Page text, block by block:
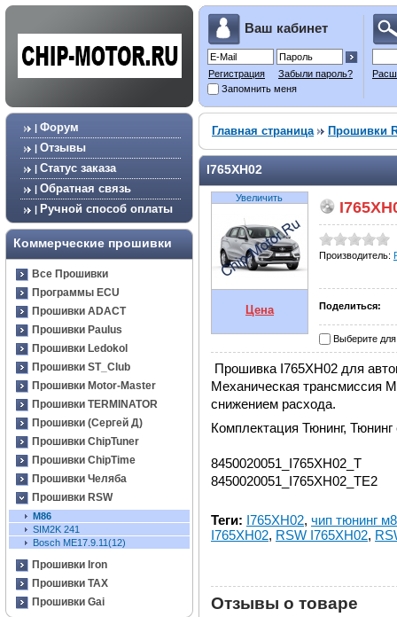
Ваш кабинет
Регистрация
Забыли пароль?
Запомнить меня
| Форум
| Отзывы
| Статус заказа
| Обратная связь
| Ручной способ оплаты
Коммерческие прошивки
Все Прошивки
Программы ECU
Прошивки ADACT
Прошивки Paulus
Прошивки Ledokol
Прошивки ST_Club
Прошивки Motor-Master
Прошивки TERMINATOR
Прошивки (Сергей Д)
Прошивки ChipTuner
Прошивки ChipTime
Прошивки Челяба
Прошивки RSW
М86
SIM2K 241
Bosch ME17.9.11(12)
Прошивки Iron
Прошивки TAX
Прошивки Gai
Главная страница Прошивки
I765XH02
Увеличить
Цена
Производитель:
Поделиться:
Выберите
Прошивка I765XH02 для
Механическая трансмиссия
снижением расхода.
Комплектация Тюнинг, Тюнинг
8450020051_I765XH02_T
8450020051_I765XH02_TE2
Теги: I765XH02, чип тюнинг
I765XH02, RSW I765XH02,
Отзывы о товаре